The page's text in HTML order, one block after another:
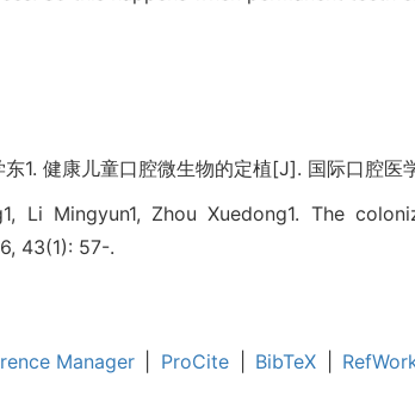
东1. 健康儿童口腔微生物的定植[J]. 国际口腔
Li Mingyun1, Zhou Xuedong1. The
43(1): 57-.
Manager ProCite BibTeX